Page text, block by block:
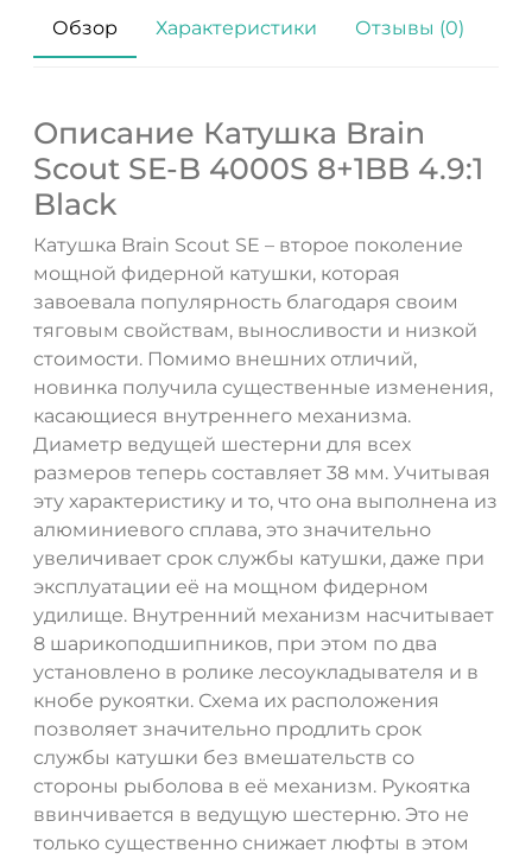
Обзор Характеристики Отзывы (0)
Описание Катушка Brain
Scout SE-B 4000S 8+1BB 4.9:1
Black
Катушка Brain Scout SE – второе поколение
мощной фидерной катушки, которая
завоевала популярность благодаря своим
тяговым свойствам, выносливости и низкой
стоимости. Помимо внешних отличий,
новинка получила существенные изменения,
касающиеся внутреннего механизма.
Диаметр ведущей шестерни для всех
размеров теперь составляет 38 мм. Учитывая
эту характеристику и то, что она выполнена из
алюминиевого сплава, это значительно
увеличивает срок службы катушки, даже при
эксплуатации её на мощном фидерном
удилище. Внутренний механизм насчитывает
8 шарикоподшипников, при этом по два
установлено в ролике лесоукладывателя и в
кнобе рукоятки. Схема их расположения
позволяет значительно продлить срок
службы катушки без вмешательств со
стороны рыболова в её механизм. Рукоятка
ввинчивается в ведущую шестерню. Это не
только существенно снижает люфты в этом
ДА НЕТ